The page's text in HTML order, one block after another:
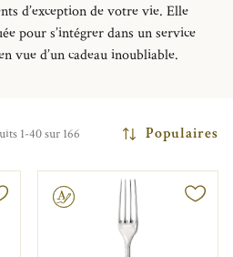
d’exception de votre vie. Elle
pour s’intégrer dans un service
vue d’un cadeau inoubliable.
1-40 sur 166 Populaires